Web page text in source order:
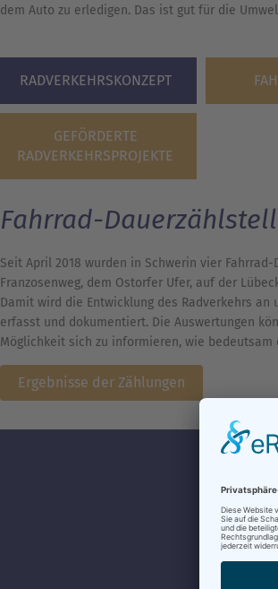
dem Auto zu erledigen. Das ist gut für die
RADVERKEHRSKONZEPT
GEFÖRDERTE
RADVERKEHRSPROJEKTE
Fahrrad-
Seit April 2018 wurden in Schwerin vier
Franzosenweg, dem Ostorfer Ufer, auf der
Damit wird die Entwicklung des Radverkehrs
erfasst und dokumentiert. Die Auswertungen
Möglichkeit sich zu informieren, wie
Ergebnisse der Zählungen